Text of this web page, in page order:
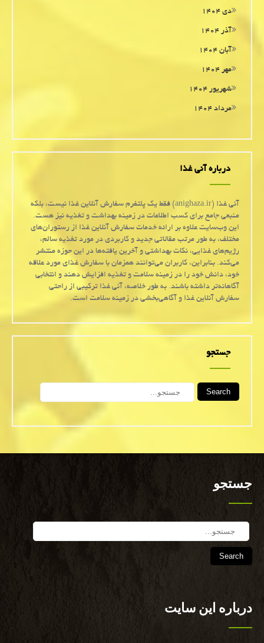
دی ۱۴۰۴
آذر ۱۴۰۴
آبان ۱۴۰۴
مهر ۱۴۰۴
شهریور ۱۴۰۴
مرداد ۱۴۰۴
درباره آنی غذا
آنی غذا (anighaza.ir) فقط یک پلتفرم سفارش آنلاین غذا نیست، بلکه
منبعی جامع برای کسب اطلاعات در زمینه بهداشت و تغذیه نیز هست.
این وب‌سایت علاوه بر ارائه خدمات سفارش آنلاین غذا از رستوران‌های
مختلف، به طور مرتب مقالاتی جدید و کاربردی در مورد تغذیه سالم،
رژیم‌های غذایی، نکات بهداشتی و آخرین یافته‌ها در این حوزه منتشر
می‌کند. بنابراین، کاربران می‌توانند همزمان با سفارش غذای مورد علاقه
خود، دانش خود را در زمینه سلامت و تغذیه افزایش دهند و انتخابی
آگاهانه‌تر داشته باشند. به طور خلاصه، آنی غذا ترکیبی از راحتی
سفارش آنلاین غذا و آگاهی‌بخشی در زمینه سلامت است.
جستجو
Search
جستجو
درباره این سایت